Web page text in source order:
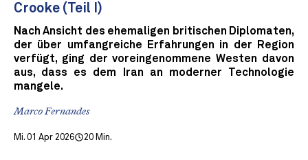
Crooke (Teil I)
Nach Ansicht des ehemaligen britischen Diplomaten,
der über umfangreiche Erfahrungen in der Region
verfügt, ging der voreingenommene Westen davon
aus, dass es dem Iran an moderner Technologie
mangele.
Marco Fernandes
Mi. 01 Apr 2026 20 Min.